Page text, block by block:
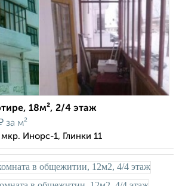
18м², 2/4 этаж
за м²
Инорс-1, Глинки 11